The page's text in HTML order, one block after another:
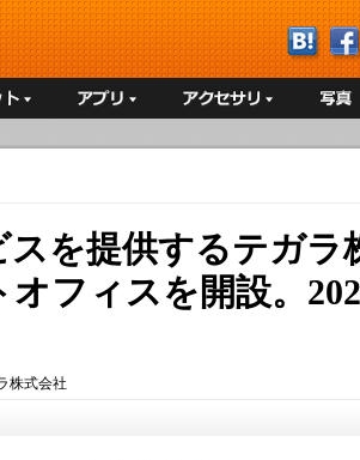
を提供するテガラ
フィスを開設。
株式会社